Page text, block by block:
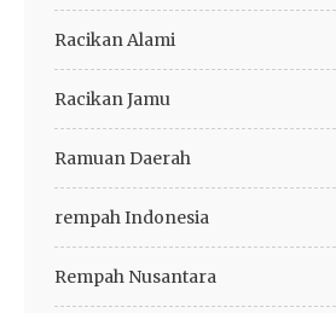
Racikan Alami
Racikan Jamu
Ramuan Daerah
rempah Indonesia
Rempah Nusantara